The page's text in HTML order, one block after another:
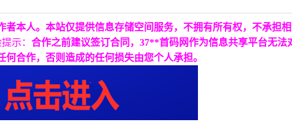
本人。本站仅提供信息存储空间服务，不拥有所有权，不承担
示： 合作之前建议签订合同，37**首码网作为信息共享平台无
合作，否则造成的任何损失由您个人承担。